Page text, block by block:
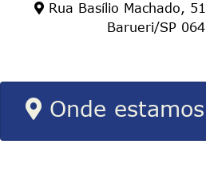
Rua Basílio Machado,
Barueri/SP
Onde estamos